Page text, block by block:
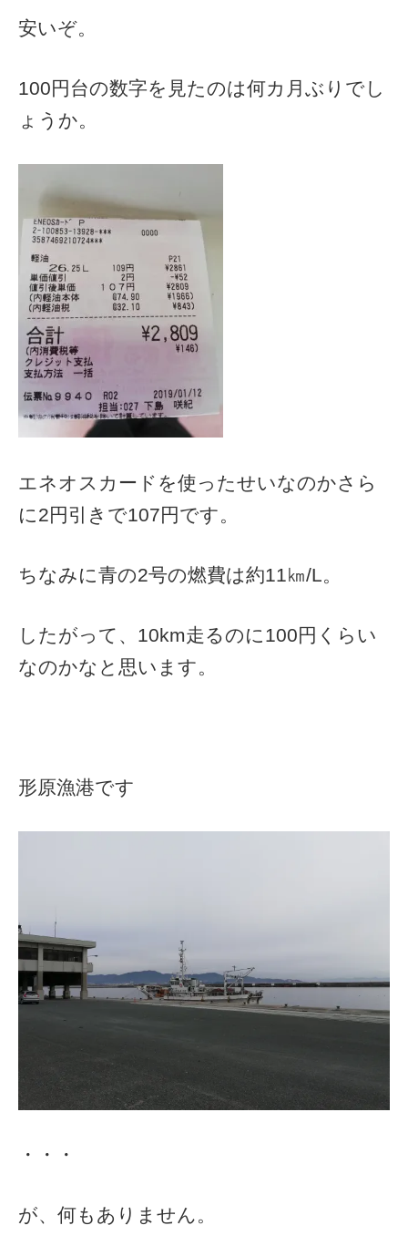
安いぞ。
100円台の数字を見たのは何カ月ぶりでし
ょうか。
エネオスカードを使ったせいなのかさら
に2円引きで107円です。
ちなみに青の2号の燃費は約11㎞/L。
したがって、10km走るのに100円くらい
なのかなと思います。
形原漁港です
・・・
が、何もありません。